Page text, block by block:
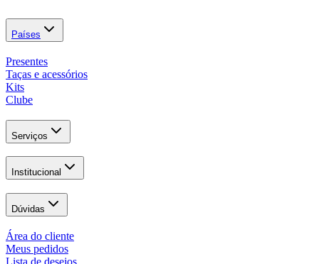
Países
Presentes
Taças e acessórios
Kits
Clube
Serviços
Institucional
Dúvidas
Área do cliente
Meus pedidos
Lista de desejos